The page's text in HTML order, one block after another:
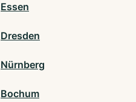
Essen
Dresden
Nürnberg
Bochum